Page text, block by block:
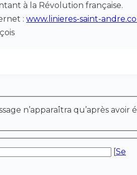
à la Révolution française.
: www.linieres-saint-
n’apparaîtra qu’après avoir
[Se